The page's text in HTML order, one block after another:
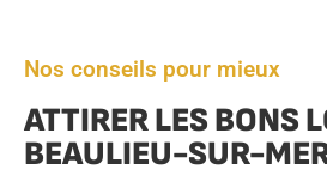
Nos conseils pour mieux
ATTIRER LES BONS
BEAULIEU-SUR-